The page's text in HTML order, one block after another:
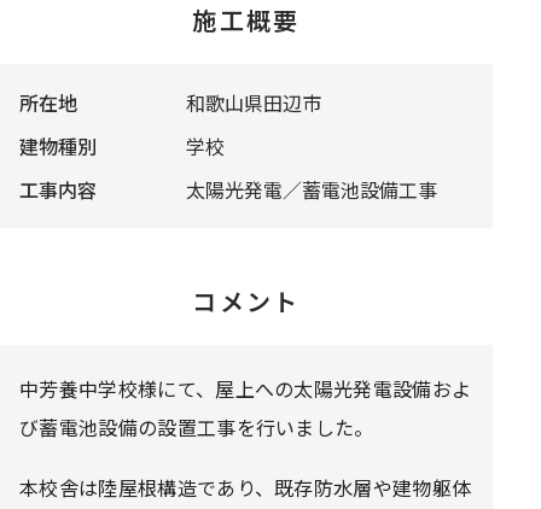
施工概要
所在地
和歌山県田辺市
建物種別
学校
工事内容
太陽光発電／蓄電池設備工事
コメント
中芳養中学校様にて、屋上への太陽光発電設備およ
び蓄電池設備の設置工事を行いました。
本校舎は陸屋根構造であり、既存防水層や建物躯体